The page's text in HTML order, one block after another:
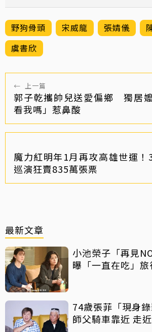
野狗骨頭 宋威龍 張婧儀
虞書欣
← 上一篇
郭子乾攜帥兒送愛偏鄉 獨居
看我嗎」惹鼻酸
魔力紅明年1月再攻高雄世運！
巡演狂賣835萬張票
最新文章
小池榮子「再見
曝「一直在吃」旅
74歲張菲「現身
師父騎車靠近 走